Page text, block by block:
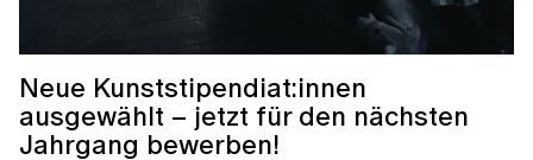
Neue Kunststipendiat:innen
ausgewählt – jetzt für den nächsten
Jahrgang bewerben!